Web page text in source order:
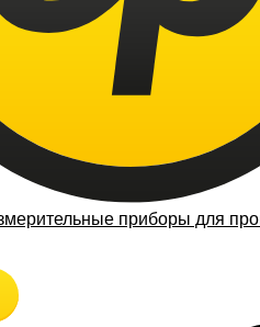
приборы для